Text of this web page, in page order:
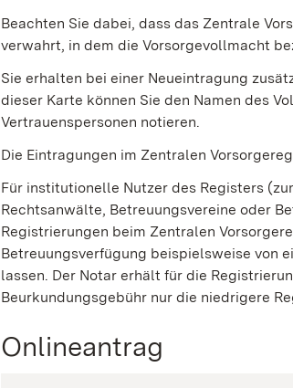
Beachten Sie dabei, dass das Zentrale
verwahrt, in dem die Vorsorgevollmacht
Sie erhalten bei einer Neueintragung
dieser Karte können Sie den Namen des
Vertrauenspersonen notieren.
Die Eintragungen im Zentralen
Für institutionelle Nutzer des Registers
Rechtsanwälte, Betreuungsvereine oder
Registrierungen beim Zentralen
Betreuungsverfügung beispielsweise von
lassen. Der Notar erhält für die
Beurkundungsgebühr nur die niedrigere
Onlineantrag